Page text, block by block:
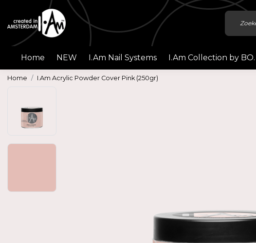
Home NEW I.Am Nail Systems I.Am Collection by BO.
Home I.Am Acrylic Powder Cover Pink (250gr)